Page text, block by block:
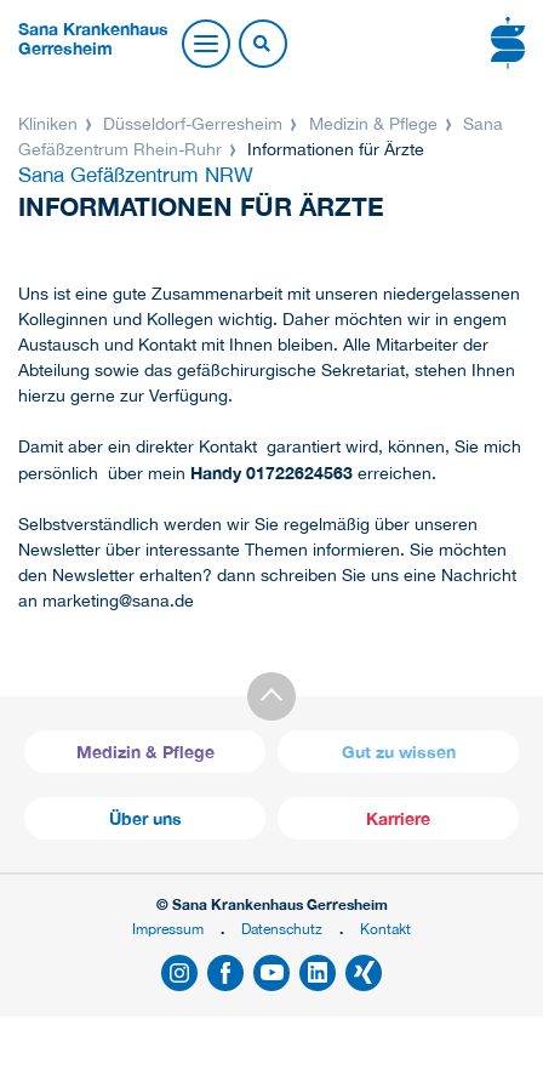
Sana Krankenhaus
Gerresheim
Kliniken Düsseldorf-Gerresheim Medizin & Pflege
Sana
Gefäßzentrum Rhein-Ruhr
Informationen für Ärzte
Sana Gefäßzentrum NRW
INFORMATIONEN FÜR ÄRZTE
Uns ist eine gute Zusammenarbeit mit unseren niedergelassenen
Kolleginnen und Kollegen wichtig. Daher möchten wir in engem
Austausch und Kontakt mit Ihnen bleiben. Alle Mitarbeiter der
Abteilung sowie das gefäßchirurgische Sekretariat, stehen Ihnen
hierzu gerne zur Verfügung.
Damit aber ein direkter Kontakt garantiert wird, können, Sie mich
persönlich über mein Handy 01722624563 erreichen.
Selbstverständlich werden wir Sie regelmäßig über unseren
Newsletter über interessante Themen informieren. Sie möchten
den Newsletter erhalten? dann schreiben Sie uns eine Nachricht
an marketing@sana.de
Medizin & Pflege Gut zu wissen
Über uns Karriere
© Sana Krankenhaus Gerresheim
Impressum
Datenschutz Kontakt